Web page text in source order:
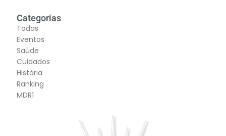
Categorias
Todas
Eventos
Saúde
Cuidados
História
Ranking
MDR1